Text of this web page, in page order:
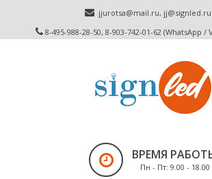
jjurotsa@mail.ru, jj@signled.ru
8-495-988-28-50, 8-903-742-01-62 (WhatsApp
ВРЕМЯ
Пн - Пт: 9.00 - 18.00